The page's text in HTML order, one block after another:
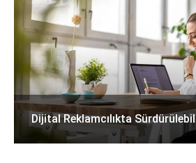
Dijital Reklamcılıkta